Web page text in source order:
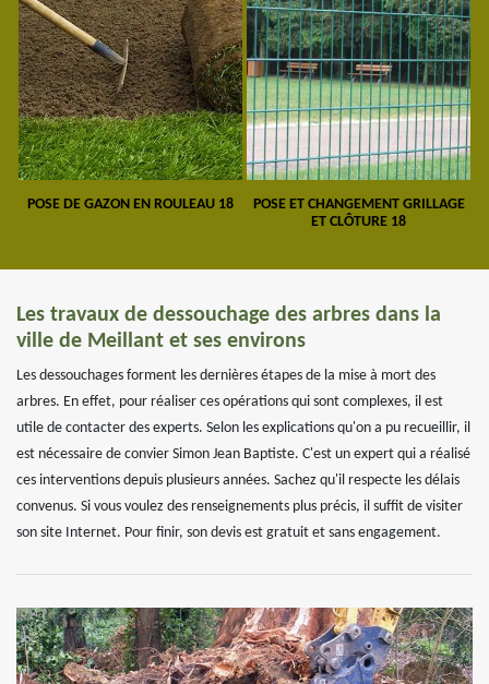
POSE DE GAZON EN ROULEAU 18
POSE ET CHANGEMENT GRILLAGE
ET CLÔTURE 18
Les travaux de dessouchage des arbres dans la
ville de Meillant et ses environs
Les dessouchages forment les dernières étapes de la mise à mort des
arbres. En effet, pour réaliser ces opérations qui sont complexes, il est
utile de contacter des experts. Selon les explications qu'on a pu recueillir, il
est nécessaire de convier Simon Jean Baptiste. C'est un expert qui a réalisé
ces interventions depuis plusieurs années. Sachez qu'il respecte les délais
convenus. Si vous voulez des renseignements plus précis, il suffit de visiter
son site Internet. Pour finir, son devis est gratuit et sans engagement.